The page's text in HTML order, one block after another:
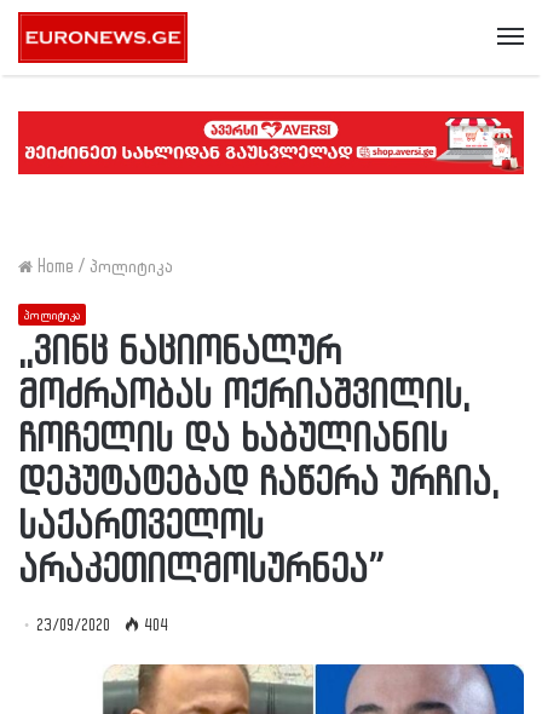
Home / პოლიტიკა
პოლიტიკა
,,ვინც ნაციონალურ
მოძრაობას ოქრიაშვილის,
ჩოჩელის და ხაბულიანის
დეპუტატებად ჩაწერა ურჩია,
საქართველოს
არაკეთილმოსურნეა”
23/09/2020 404